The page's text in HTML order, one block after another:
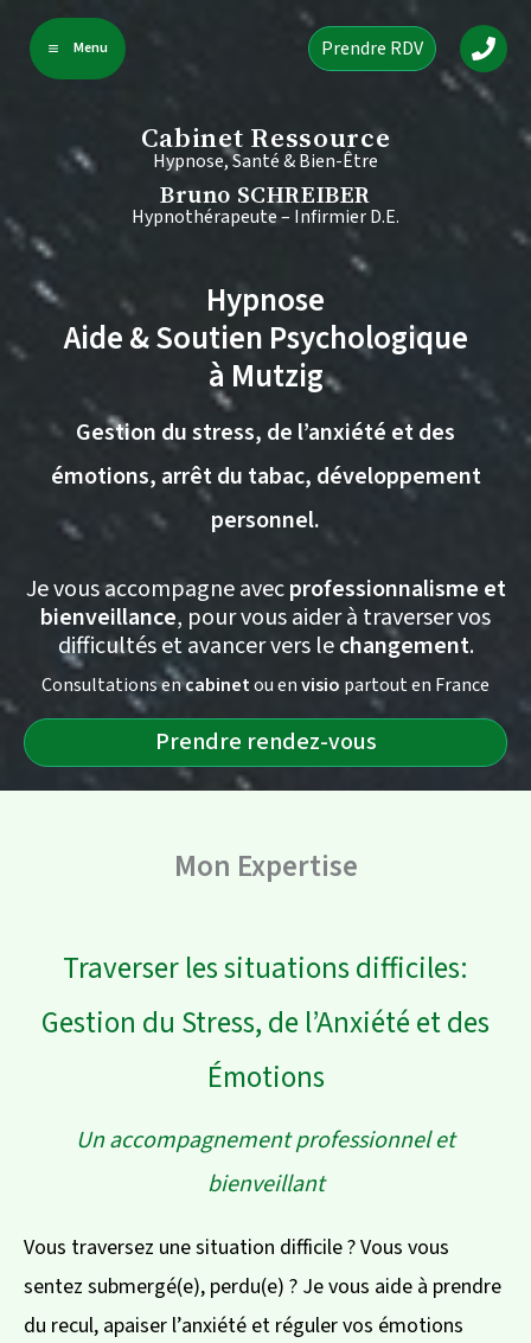
Aller
Menu Prendre RDV
Cabinet Ressource
Hypnose, Santé & Bien-Être
Bruno SCHREIBER
Hypnothérapeute – Infirmier D.E.
Hypnose
Aide & Soutien Psychologique
à Mutzig
Gestion du stress, de l’anxiété et des
émotions, arrêt du tabac, développement
personnel.
Je vous accompagne avecprofessionnalisme et
bienveillance, pour vous aider à traverser vos
difficultés et avancer vers lechangement.
Consultations encabinetou envisio partout en France
Prendre rendez-vous
Mon Expertise
Traverser les situations difficiles:
Gestion du Stress, de l’Anxiété et des
Émotions
Un accompagnement professionnel et
bienveillant
Vous traversez une situation difficile ? Vous vous
sentez submergé(e), perdu(e) ? Je vous aide à prendre
du recul, apaiser l’anxiété et réguler vos émotions